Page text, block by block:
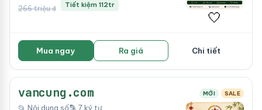
266 triệu ₫ Tiết kiệm 112tr
🤍
Mua ngay Ra giá Chi tiết
vancung.com MỚI SALE
📂 Nội dung số🔡 7 ký tự